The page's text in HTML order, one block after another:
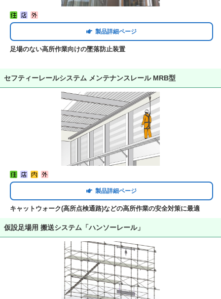
製品詳細ページ
足場のない高所作業向けの墜落防止装置
セフティーレールシステム メンテナンスレール MRB型
製品詳細ページ
キャットウォーク(高所点検通路)などの高所作業の安全対策に最適
仮設足場用 搬送システム「ハンソーレール」